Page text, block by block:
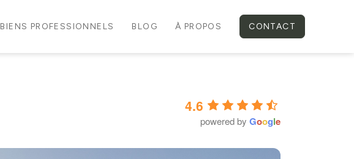
BIENS PROFESSIONNELS BLOG À PROPOS CONTACT
4.6
powered by Google